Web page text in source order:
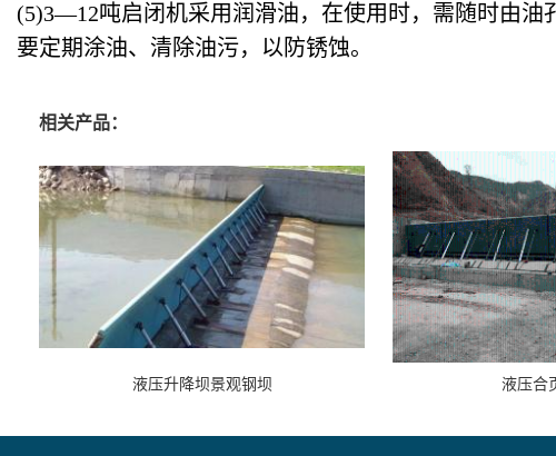
(5)3—12吨启闭机采用润滑油，在使用时，需随时由
要定期涂油、清除油污，以防锈蚀。
相关产品：
液压升降坝景观钢坝 液压合